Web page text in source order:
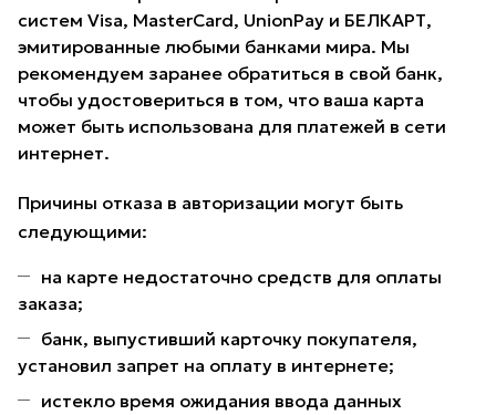
систем Visa, MasterCard, UnionPay и БЕЛКАРТ,
эмитированные любыми банками мира. Мы
рекомендуем заранее обратиться в свой банк,
чтобы удостовериться в том, что ваша карта
может быть использована для платежей в сети
интернет.
Причины отказа в авторизации могут быть
следующими:
на карте недостаточно средств для оплаты
заказа;
банк, выпустивший карточку покупателя,
установил запрет на оплату в интернете;
истекло время ожидания ввода данных